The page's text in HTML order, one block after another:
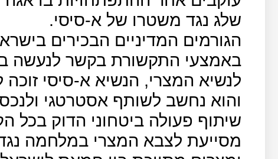
שלג נגד משטרו של א-סיסי.
הגורמים המדיניים הבכירים
באמצעי התקשורת בקשר לנעשה
לנשיא המצרי, הנשיא א-סיסי
והוא נחשב לשותף אסטרטגי
שיתוף פעולה ביטחוני הדוק בכל
מסייעת לצבא המצרי במלחמה